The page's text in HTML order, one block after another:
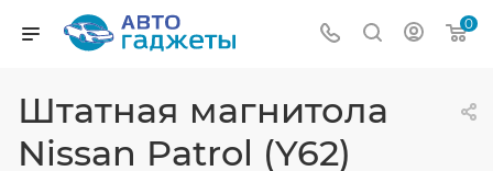
0
Штатная магнитола
Nissan Patrol (Y62)